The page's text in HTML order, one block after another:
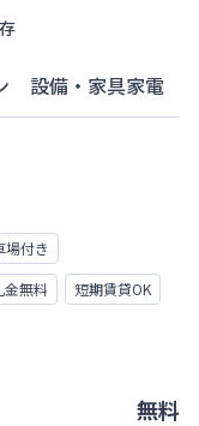
設備・家具家電
場付き
金無料
短期賃貸OK
無料